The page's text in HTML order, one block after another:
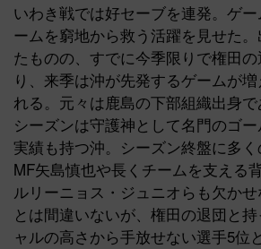
いわき戦では好セーブを連発。ゲ
ームを窮地から救う活躍を見せた
たものの、すでに今季限りで権田
り、来季は沖が先発するゲームが
れる。元々は鹿島の下部組織出身で
シーズンは守護神として名門のゴ
実績も持つ沖。シーズン終盤に多
MF矢島慎也や長くチームを支える
ルリーニョス・ジュニオらも欠か
とは間違いないが、権田の退団と
ャルの高さから手放せない選手5位